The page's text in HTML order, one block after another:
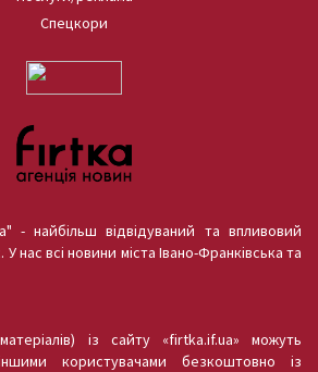
Спецкори
- найбільш відвідуваний та впливовий
нас всі новини міста Івано-Франківська та
із сайту «firtka.if.ua» можуть
користувачами безкоштовно із